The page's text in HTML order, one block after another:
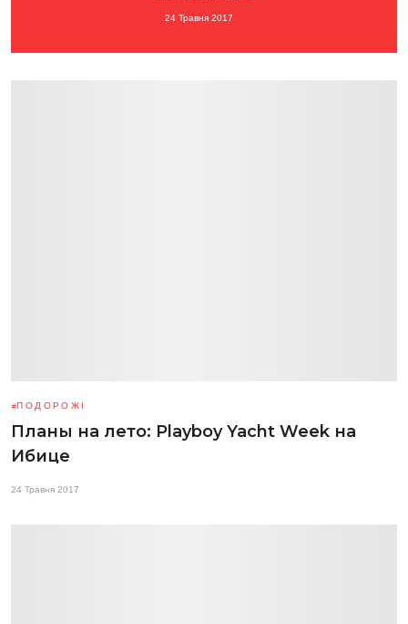
24 Травня 2017
ПОДОРОЖІ
Планы на лето: Playboy Yacht Week на
Ибице
24 Травня 2017